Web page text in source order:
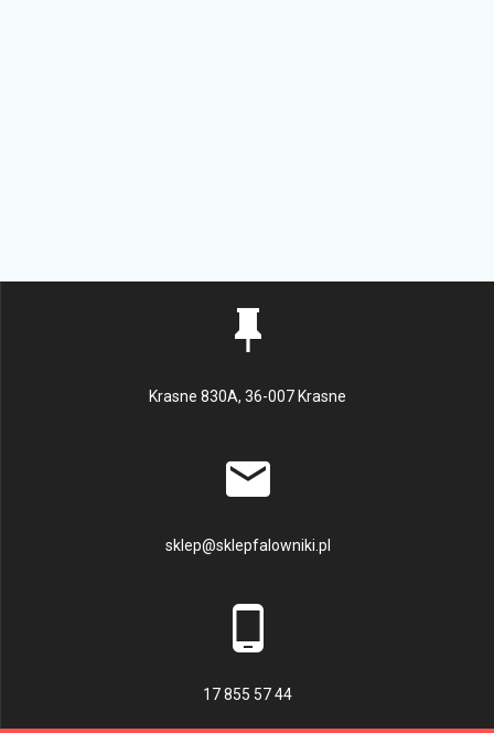
Krasne 830A, 36-007 Krasne
sklep@sklepfalowniki.pl
17 855 57 44